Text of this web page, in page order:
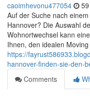
caoimhevonu477054
Auf der Suche nach
Hannover? Die Auswahl
Wohnortwechsel kann
Ihnen, den idealen
https://
hannover-finden-sie-den-
Comments